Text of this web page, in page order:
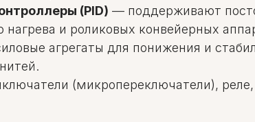
(PID) — поддерживают
и роликовых конвейерных
агрегаты для понижения и
(микропереключатели),